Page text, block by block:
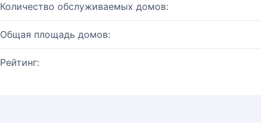
Количество обслуживаемых домов:
Общая площадь домов:
Рейтинг: